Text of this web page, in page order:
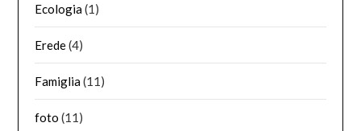
Ecologia(1)
Erede(4)
Famiglia(11)
foto (11)